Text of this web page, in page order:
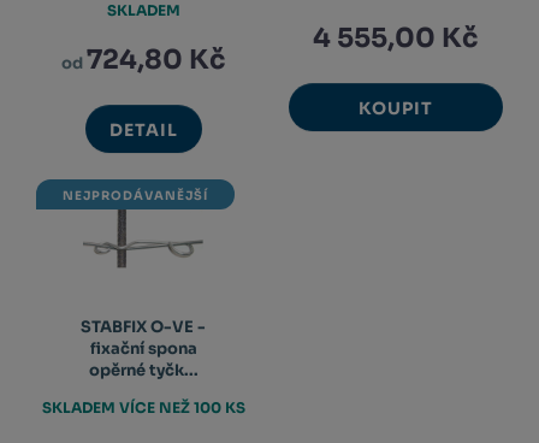
od724,80 Kč
DETAIL
SKLADEM
4 555,00 Kč
KOUPIT
NEJPRODÁVANĚJŠÍ
STABFIX O-VE -
fixační spona
opěrné tyčk...
SKLADEM VÍCE NEŽ 100 KS